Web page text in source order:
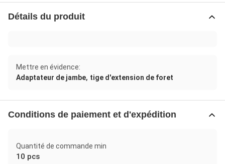
Détails du produit
Mettre en évidence:
Adaptateur de jambe, tige d'extension de foret
Conditions de paiement et d'expédition
Quantité de commande min
10 pcs